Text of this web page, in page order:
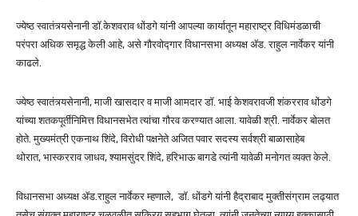
ज्येष्ठ स्वातंत्र्यसेनानी डॉ.केशवराव धोंडगे यांनी आपल्या कार्यातून महाराष्ट्र विधिमंडळाची
परंपरा अधिक समृद्ध केली आहे, असे गौरवोद्गार विधानसभा अध्यक्ष ॲड. राहुल नार्वेकर यांनी
काढले.
ज्येष्ठ स्वातंत्र्यसेनानी, माजी खासदार व माजी आमदार डॉ. भाई केशवरावजी शंकरराव धोंडगे
यांच्या शतकपूर्तीनिमित्त विधानसभेत त्यांचा गौरव करण्यात आला. यावेळी श्री. नार्वेकर बोलत
होते. मुख्यमंत्री एकनाथ शिंदे, विरोधी पक्षनेते अजित पवार सदस्य सर्वश्री बाळासाहेब
थोरात, भास्करराव जाधव, श्यामसुंदर शिंदे, हरिभाऊ बागडे त्यांनी यावेळी मनोगत व्यक्त केले.
विधानसभा अध्यक्ष ॲड.राहुल नार्वेकर म्हणाले, डॉ. धोंडगे यांनी हैद्राबाद मुक्तीसंग्राम लढ्यात